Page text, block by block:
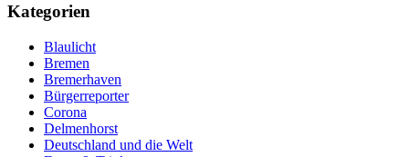
Kategorien
Blaulicht
Bremen
Bremerhaven
Bürgerreporter
Corona
Delmenhorst
Deutschland und die Welt